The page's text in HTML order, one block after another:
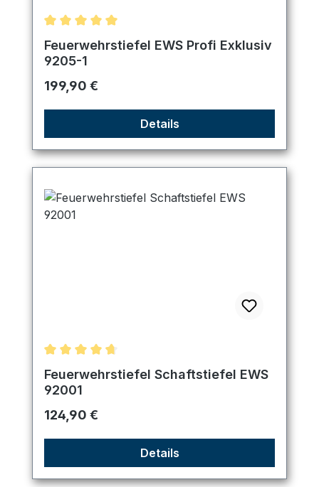
Durchschnittliche Bewertung von 5 von 5 Sternen
Feuerwehrstiefel EWS Profi Exklusiv
9205-1
Regulärer Preis:
199,90 €
Details
Durchschnittliche Bewertung von 4.83 von 5
Feuerwehrstiefel Schaftstiefel EWS
92001
Regulärer Preis:
124,90 €
Details